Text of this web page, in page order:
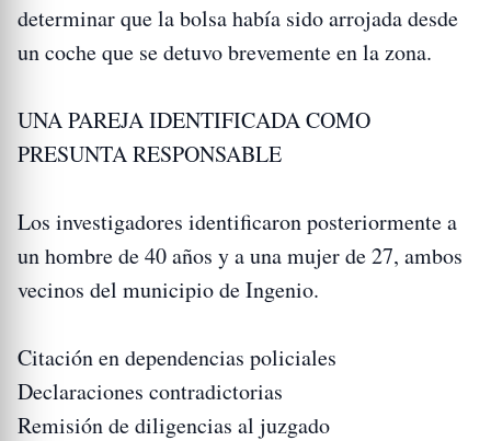
determinar que la bolsa había sido arrojada desde
un coche que se detuvo brevemente en la zona.
UNA PAREJA IDENTIFICADA COMO
PRESUNTA RESPONSABLE
Los investigadores identificaron posteriormente a
un hombre de 40 años y a una mujer de 27, ambos
vecinos del municipio de Ingenio.
Citación en dependencias policiales
Declaraciones contradictorias
Remisión de diligencias al juzgado